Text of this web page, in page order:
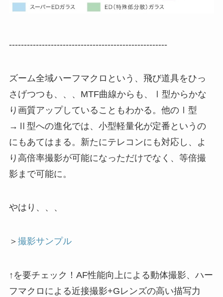
-----------------------------------------------------
ズーム全域ハーフマクロという、飛び道具をひっ
さげつつも、、、MTF曲線からも、Ⅰ型からかな
り画質アップしていることもわかる。他のⅠ型
→Ⅱ型への進化では、小型軽量化が定番というの
にもあてはまる。新たにテレコンにも対応し、よ
り高倍率撮影が可能になっただけでなく、等倍撮
影まで可能に。
やはり、、、
＞ 撮影サンプル
↑を要チェック！AF性能向上による動体撮影、ハー
フマクロによる近接撮影+Gレンズの高い描写力